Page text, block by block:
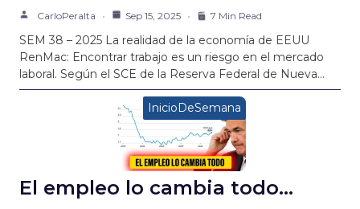
CarloPeralta Sep 15, 2025 7 Min Read
SEM 38 – 2025 La realidad de la economía de EEUU
RenMac: Encontrar trabajo es un riesgo en el mercado
laboral. Según el SCE de la Reserva Federal de Nueva…
InicioDeSemana
El empleo lo cambia todo…